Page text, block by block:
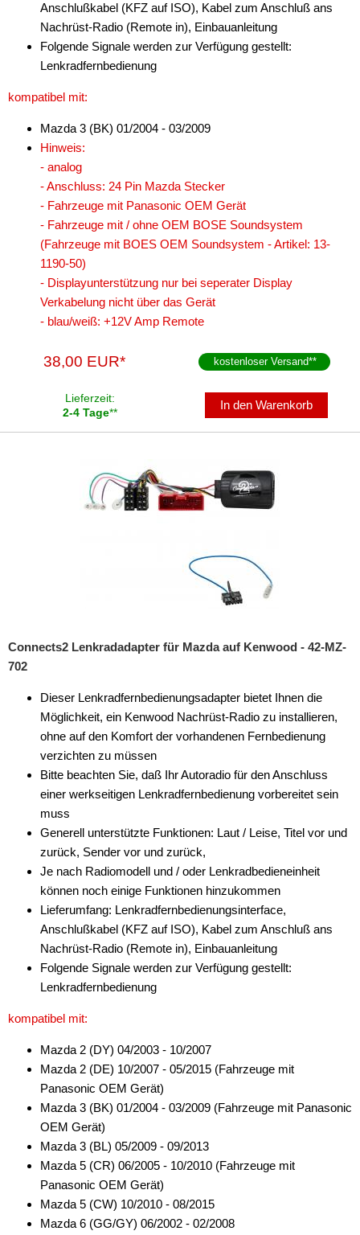
Entriegelung
Entstörmaterial
Fernbedienungen
Freischaltmodule
Freisprechadapter
Frequenzweichen
Handyhalterungen
iPod
Lautsprecheradapter
Lautsprechereinbauset
Lautsprecherkabel
Lenkradadapter
für Chevrolet
für Citroen
für Dacia
für DAF
für Dodge
für Ford
für General Motors
für Honda
für Isuzu
für Iveco
für Jeep
für John Deere
Anschlußkabel (KFZ auf ISO), Kabel zum Anschluß ans
Nachrüst-Radio (Remote in), Einbauanleitung
Folgende Signale werden zur Verfügung gestellt:
Lenkradfernbedienung
kompatibel mit:
Mazda 3 (BK) 01/2004 - 03/2009
Hinweis:
- analog
- Anschluss: 24 Pin Mazda Stecker
- Fahrzeuge mit Panasonic OEM Gerät
- Fahrzeuge mit / ohne OEM BOSE Soundsystem
(Fahrzeuge mit BOES OEM Soundsystem - Artikel: 13-
1190-50)
- Displayunterstützung nur bei seperater Display
Verkabelung nicht über das Gerät
- blau/weiß: +12V Amp Remote
38,00 EUR* kostenloser Versand**
Lieferzeit:
2-4 Tage**
In den Warenkorb
Connects2 Lenkradadapter für Mazda auf Kenwood - 42-MZ-
702
Dieser Lenkradfernbedienungsadapter bietet Ihnen die
Möglichkeit, ein Kenwood Nachrüst-Radio zu installieren,
ohne auf den Komfort der vorhandenen Fernbedienung
verzichten zu müssen
Bitte beachten Sie, daß Ihr Autoradio für den Anschluss
einer werkseitigen Lenkradfernbedienung vorbereitet sein
muss
Generell unterstützte Funktionen: Laut / Leise, Titel vor und
zurück, Sender vor und zurück,
Je nach Radiomodell und / oder Lenkradbedieneinheit
können noch einige Funktionen hinzukommen
Lieferumfang: Lenkradfernbedienungsinterface,
Anschlußkabel (KFZ auf ISO), Kabel zum Anschluß ans
Nachrüst-Radio (Remote in), Einbauanleitung
Folgende Signale werden zur Verfügung gestellt:
Lenkradfernbedienung
kompatibel mit:
Mazda 2 (DY) 04/2003 - 10/2007
Mazda 2 (DE) 10/2007 - 05/2015 (Fahrzeuge mit
Panasonic OEM Gerät)
Mazda 3 (BK) 01/2004 - 03/2009 (Fahrzeuge mit Panasonic
OEM Gerät)
Mazda 3 (BL) 05/2009 - 09/2013
Mazda 5 (CR) 06/2005 - 10/2010 (Fahrzeuge mit
Panasonic OEM Gerät)
Mazda 5 (CW) 10/2010 - 08/2015
Mazda 6 (GG/GY) 06/2002 - 02/2008